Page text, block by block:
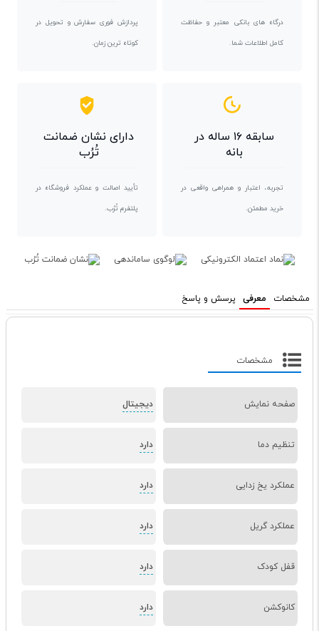
درگاه های بانکی معتبر و حفاظت
کامل اطلاعات شما.
پردازش فوری سفارش و تحویل در
کوتاه ترین زمان.
سابقه ۱۶ ساله در
بانه
تجربه، اعتبار و همراهی واقعی در
خرید مطمئن.
دارای نشان ضمانت
تُرُب
تأیید اصالت و عملکرد فروشگاه در
پلتفرم تُرُب.
مشخصات معرفی پرسش و پاسخ
مشخصات
صفحه نمایش دیجیتال
تنظیم دما دارد
عملکرد یخ زدایی دارد
عملکرد گریل دارد
قفل کودک دارد
کانوکشن دارد